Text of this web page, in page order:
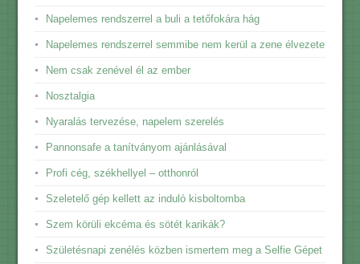
Napelemes rendszerrel a buli a tetőfokára hág
Napelemes rendszerrel semmibe nem kerül a zene élvezete
Nem csak zenével él az ember
Nosztalgia
Nyaralás tervezése, napelem szerelés
Pannonsafe a tanítványom ajánlásával
Profi cég, székhellyel – otthonról
Szeletelő gép kellett az induló kisboltomba
Szem körüli ekcéma és sötét karikák?
Születésnapi zenélés közben ismertem meg a Selfie Gépet